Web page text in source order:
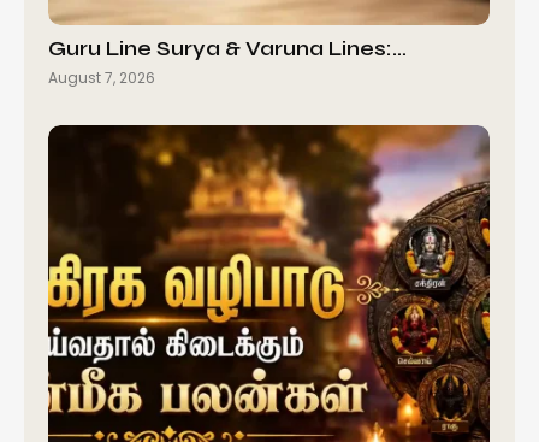
Guru Line Surya & Varuna Lines:…
August 7, 2026